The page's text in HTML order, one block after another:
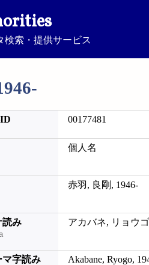
検索・提供サービス
00177481
個人名
赤羽, 良剛, 1946-
読み アカバネ, リョウ
マ字読み Akabane, Ryogo,